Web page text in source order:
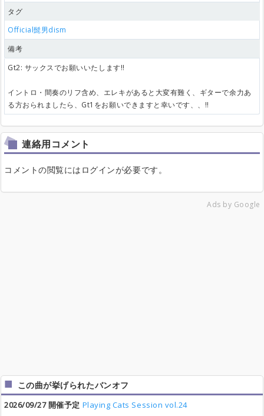
タグ
Official髭男dism
備考
Gt2: サックスでお願いいたします‼️
イントロ・間奏のリフ含め、エレキがあると大変有難く、ギターで余力あ
る方おられましたら、Gt1をお願いできますと幸いです、、‼︎
連絡用コメント
コメントの閲覧にはログインが必要です。
Ads by Google
この曲が挙げられたバンオフ
2026/09/27 開催予定 Playing Cats Session vol.24